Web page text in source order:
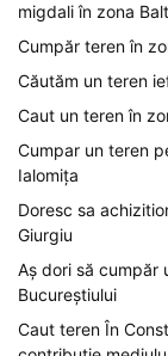
migdali în zona
Cumpăr teren în
Căutăm un teren
Caut un teren în
Cumpar un teren
Ialomița
Doresc sa
Giurgiu
Aș dori să cumpăr
Bucureștiului
Caut teren În